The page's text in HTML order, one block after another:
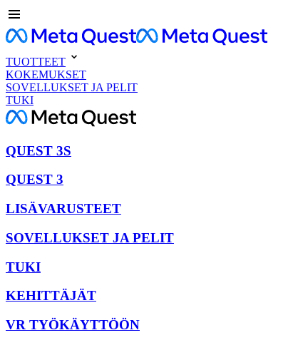
TUOTTEET
KOKEMUKSET
SOVELLUKSET JA PELIT
TUKI
QUEST 3S
QUEST 3
LISÄVARUSTEET
SOVELLUKSET JA PELIT
TUKI
KEHITTÄJÄT
VR TYÖKÄYTTÖÖN